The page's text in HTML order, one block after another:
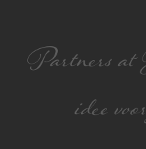
Partners at
idee